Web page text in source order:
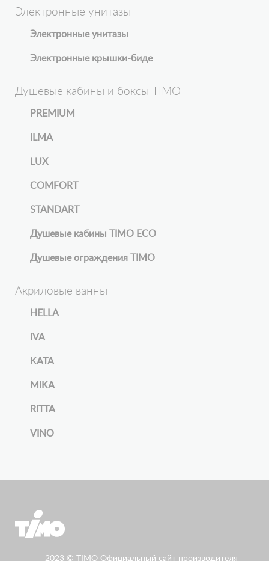
Электронные унитазы
Электронные унитазы
Электронные крышки-биде
Душевые кабины и боксы TIMO
PREMIUM
ILMA
LUX
COMFORT
STANDART
Душевые кабины TIMO ECO
Душевые ограждения TIMO
Акриловые ванны
HELLA
IVA
KATA
MIKA
RITTA
VINO
2023 © TIMO Официальный сайт производителя